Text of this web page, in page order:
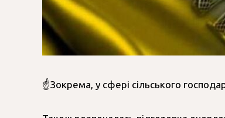
☝️Зокрема, у сфері сільського